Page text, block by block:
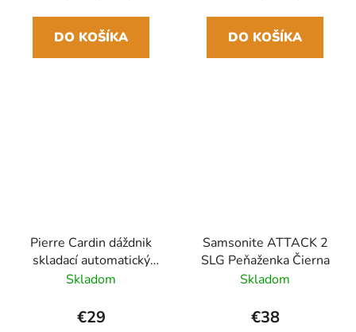
DO KOŠÍKA DO KOŠÍKA
Pierre Cardin dáždnik
skladací automatický
Čierny/biely
Skladom
€29
Samsonite ATTACK 2
SLG Peňaženka Čierna
Skladom
€38